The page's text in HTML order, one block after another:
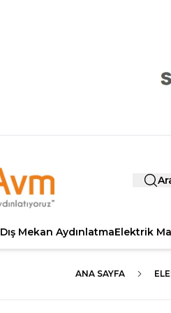
Dış Mekan AydınlatmaElektrik
ANA SAYFA